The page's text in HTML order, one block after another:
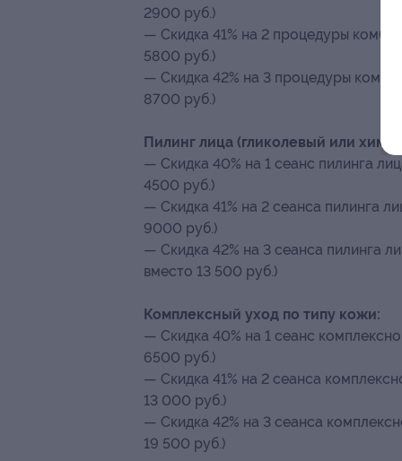
2900 руб.)
— Скидка 41% на 2 процедуры
5800 руб.)
— Скидка 42% на 3 процедуры
8700 руб.)
Пилинг лица (гликолевый или
— Скидка 40% на 1 сеанс пилинга
4500 руб.)
— Скидка 41% на 2 сеанса пилинга
9000 руб.)
— Скидка 42% на 3 сеанса пилинга
вместо 13 500 руб.)
Комплексный уход по типу кожи:
— Скидка 40% на 1 сеанс
6500 руб.)
— Скидка 41% на 2 сеанса
13 000 руб.)
— Скидка 42% на 3 сеанса
19 500 руб.)